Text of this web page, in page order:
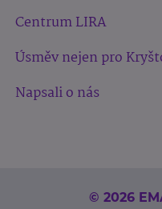
Centrum LIRA
Úsměv nejen pro
Napsali o nás
© 2026